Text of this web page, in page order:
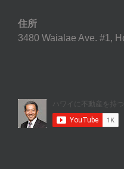
住所
3480 Waialae Ave. #1,